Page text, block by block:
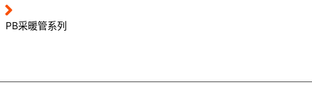
PB采暖管系列